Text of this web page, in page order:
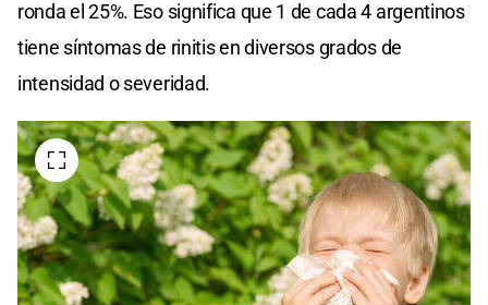
ronda el 25%. Eso significa que 1 de cada 4 argentinos
tiene síntomas de rinitis en diversos grados de
intensidad o severidad.